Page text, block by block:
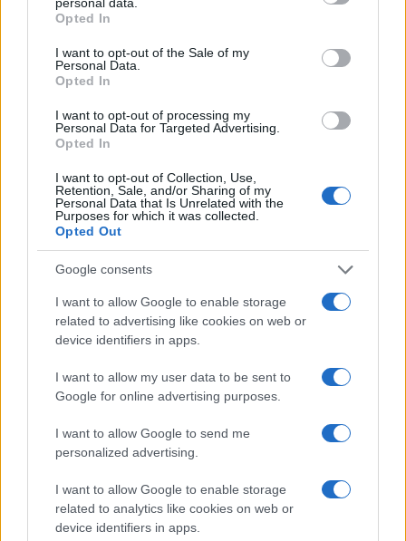
grant or deny consent to Google and its third-party tags to
use your data for below specified purposes in below Google
consent section.
Opted In
I want to opt-out of the Sale of my
Personal Data.
Opted In
I want to opt-out of processing my
Personal Data for Targeted Advertising.
Opted In
I want to opt-out of Collection, Use,
Retention, Sale, and/or Sharing of my
Personal Data that Is Unrelated with the
Purposes for which it was collected.
Opted Out
Google consents
I want to allow Google to enable storage
related to advertising like cookies on web or
device identifiers in apps.
I want to allow my user data to be sent to
Google for online advertising purposes.
I want to allow Google to send me
personalized advertising.
I want to allow Google to enable storage
related to analytics like cookies on web or
device identifiers in apps.
Νέο αεροδρόμιο Ηρακλείου: Τον
Νοέμβριο του 2028 η έναρξη
λειτουργίας
To νέο ελικόπτερο NH90 Standard 2:
Ψηφιακή εξέλιξη για τις ειδικές δυνάμεις
Υεμένη: Τουλάχιστον 30 νεκροί
Χούθι
Πύραυλοι AIM-260 για την Αυστραλία, η
πρώτη διεθνής παραγγελία του νέου